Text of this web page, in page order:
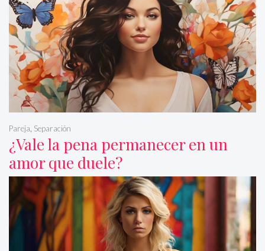
¿Vale la pena permanecer en un
amor que duele?
Pareja Separación